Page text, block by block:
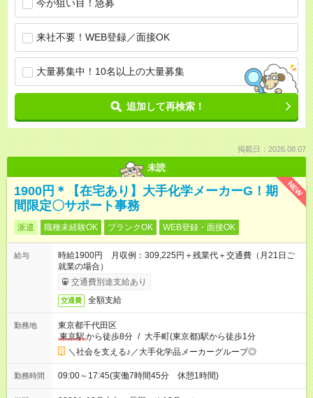
今が狙い目！急募
来社不要！WEB登録／面接OK
大量募集中！10名以上の大量募集
追加して再検索！
掲載日：2026.08.07
未読
NEW
1900円＊【在宅あり】大手化学メーカーG！期
間限定〇サポート事務
派遣 職種未経験OK ブランクOK WEB登録・面接OK
給与
時給1900円 月収例：309,225円＋残業代＋交通費（月21日ご
就業の場合）
交通費別途支給あり
交通費 全額支給
勤務地
東京都千代田区
東京駅から徒歩8分 / 大手町(東京都)駅から徒歩1分
＼社会を支える♪／大手化学品メーカーグループ◎
勤務時間 09:00～17:45(実働7時間45分 休憩1時間)